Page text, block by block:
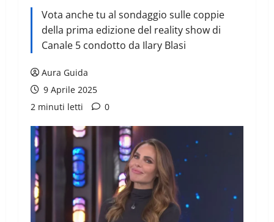
Vota anche tu al sondaggio sulle coppie
della prima edizione del reality show di
Canale 5 condotto da Ilary Blasi
Aura Guida
9 Aprile 2025
2 minuti letti
0